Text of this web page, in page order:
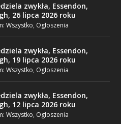
zwykła, Essendon,
26 lipca 2026 roku
Wszystko, Ogłoszenia
zwykła, Essendon,
19 lipca 2026 roku
Wszystko, Ogłoszenia
zwykła, Essendon,
12 lipca 2026 roku
Wszystko, Ogłoszenia